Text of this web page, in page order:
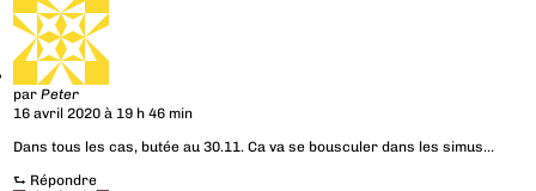
parPeter
16 avril 2020 à 19 h 46 min
Dans tous les cas, butée au 30.11. Ca va se bousculer dans les simus…
⮑ Répondre